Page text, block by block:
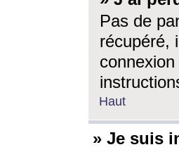
Pas de
récupéré,
Haut
» Je suis